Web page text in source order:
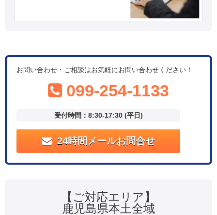
お問い合わせ・ご相談はお気軽にお問い合わせください！
099-254-1133
受付時間：8:30-17:30 (平日)
24時間メールお問合せ
【ご対応エリア】
鹿児島県本土全域